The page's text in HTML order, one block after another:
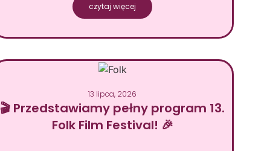
czytaj więcej
13 lipca, 2026
🎬 Przedstawiamy pełny program 13.
Folk Film Festival! 🎉